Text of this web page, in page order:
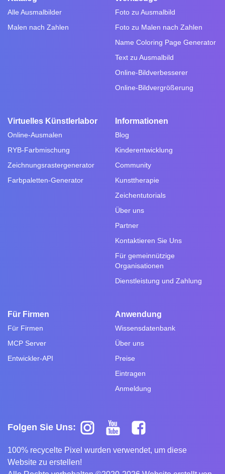
Alle Ausmalbilder
Malen nach Zahlen
Foto zu Ausmalbild
Foto zu Malen nach Zahlen
Name Coloring Page Generator
Text zu Ausmalbild
Online-Bildverbesserer
Online-Bildvergrößerung
Virtuelles Künstlerlabor
Online-Ausmalen
RYB-Farbmischung
Zeichnungsrastergenerator
Farbpaletten-Generator
Informationen
Blog
Kinderentwicklung
Community
Kunsttherapie
Zeichentutorials
Über uns
Partner
Kontaktieren Sie Uns
Für gemeinnützige
Organisationen
Dienstleistung und Zahlung
Für Firmen
Für Firmen
MCP Server
Entwickler-API
Anwendung
Wissensdatenbank
Über uns
Preise
Eintragen
Anmeldung
Folgen Sie Uns:
100% recycelte Pixel wurden verwendet, um diese
Website zu erstellen!